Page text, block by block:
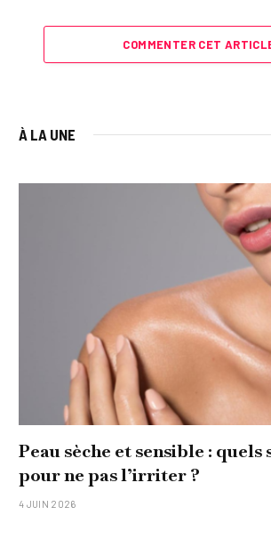
COMMENTER CET
À LA UNE
Comment réaliser un tableau
original pour sa famille ?
15 JANVIER 2026